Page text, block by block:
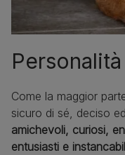
Personalità
Come la maggior
sicuro di sé, deciso
amichevoli, curiosi,
entusiasti e